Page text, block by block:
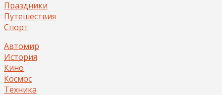
Праздники
Путешествия
Спорт
Автомир
История
Кино
Космос
Техника